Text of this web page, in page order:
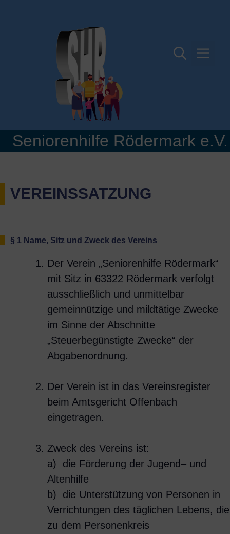
Seniorenhilfe Rödermark e.V.
VEREINSSATZUNG
§ 1 Name, Sitz und Zweck des Vereins
Der Verein „Seniorenhilfe Rödermark“
mit Sitz in 63322 Rödermark verfolgt
ausschließlich und unmittelbar
gemeinnützige und mildtätige Zwecke
im Sinne der Abschnitte
„Steuerbegünstigte Zwecke“ der
Abgabenordnung.
Der Verein ist in das Vereinsregister
beim Amtsgericht Offenbach
eingetragen.
Zweck des Vereins ist:
a) die Förderung der Jugend– und
Altenhilfe
b) die Unterstützung von Personen in
Verrichtungen des täglichen Lebens, die
zu dem Personenkreis